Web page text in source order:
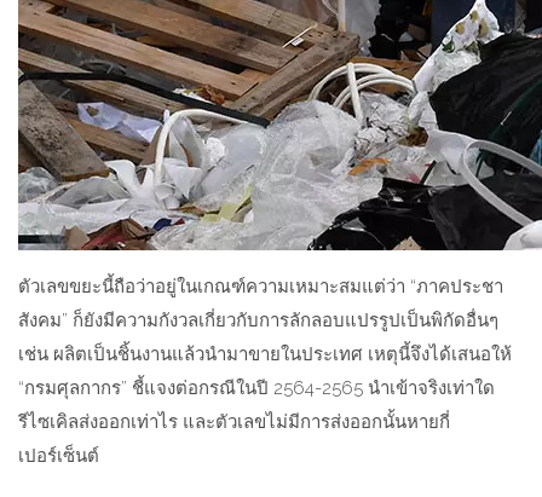
ตัวเลขขยะนี้ถือว่าอยู่ในเกณฑ์ความเหมาะสมแต่ว่า “ภาคประชา
สังคม” ก็ยังมีความกังวลเกี่ยวกับการลักลอบแปรรูปเป็นพิกัดอื่นๆ
เช่น ผลิตเป็นชิ้นงานแล้วนำมาขายในประเทศ เหตุนี้จึงได้เสนอให้
“กรมศุลกากร” ชี้แจงต่อกรณีในปี 2564-2565 นำเข้าจริงเท่าใด
รีไซเคิลส่งออกเท่าไร และตัวเลขไม่มีการส่งออกนั้นหายกี่
เปอร์เซ็นต์